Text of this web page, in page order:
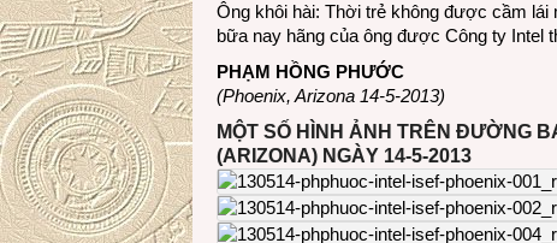
Ông khôi hài: Thời trẻ không được cầm
bữa nay hãng của ông được Công ty Intel
PHẠM HỒNG PHƯỚC
(Phoenix, Arizona 14-5-2013)
MỘT SỐ HÌNH ẢNH TRÊN ĐƯỜNG
(ARIZONA) NGÀY 14-5-2013